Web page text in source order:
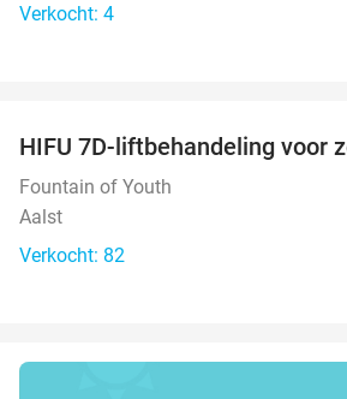
Verkocht: 4
HIFU 7D-liftbehandeling voor
Fountain of Youth
Aalst
Verkocht: 82